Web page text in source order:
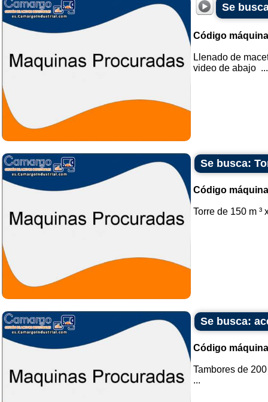
Se
Código
Llenado de
video de abajo ...
Se busca:
Código
Torre de 150 m ³
Se busca:
Código
Tambores de
...